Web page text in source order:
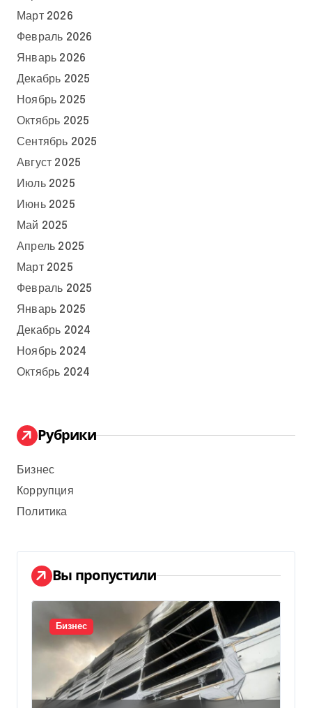
Март 2026
Февраль 2026
Январь 2026
Декабрь 2025
Ноябрь 2025
Октябрь 2025
Сентябрь 2025
Август 2025
Июль 2025
Июнь 2025
Май 2025
Апрель 2025
Март 2025
Февраль 2025
Январь 2025
Декабрь 2024
Ноябрь 2024
Октябрь 2024
Рубрики
Бизнес
Коррупция
Политика
Вы пропустили
Бизнес